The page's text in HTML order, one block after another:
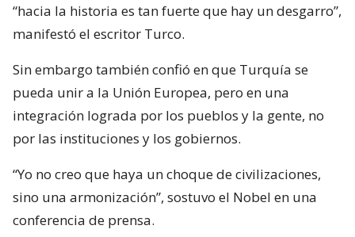
“hacia la historia es tan fuerte que hay un desgarro”,
manifestó el escritor Turco.
Sin embargo también confió en que Turquía se
pueda unir a la Unión Europea, pero en una
integración lograda por los pueblos y la gente, no
por las instituciones y los gobiernos.
“Yo no creo que haya un choque de civilizaciones,
sino una armonización”, sostuvo el Nobel en una
conferencia de prensa.